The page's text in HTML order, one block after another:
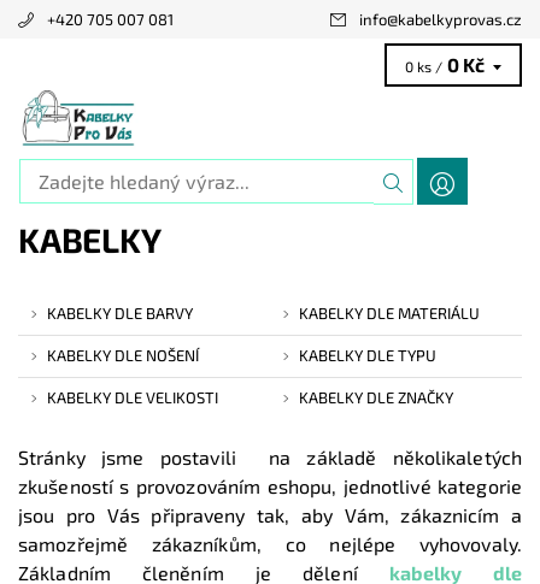
+420 705 007 081 info@kabelkyprovas.cz
0 ks / 0 Kč
KABELKY
KABELKY DLE BARVY KABELKY DLE MATERIÁLU
KABELKY DLE NOŠENÍ KABELKY DLE TYPU
KABELKY DLE VELIKOSTI KABELKY DLE ZNAČKY
Stránky jsme postavili na základě několikaletých
zkušeností s provozováním eshopu, jednotlivé kategorie
jsou pro Vás připraveny tak, aby Vám, zákaznicím a
samozřejmě zákazníkům, co nejlépe vyhovovaly.
Základním členěním je dělení kabelky dle